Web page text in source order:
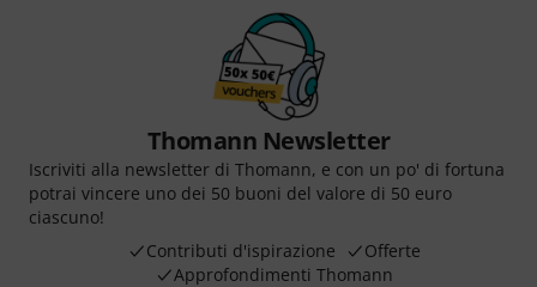
Thomann Newsletter
Iscriviti alla newsletter di Thomann, e con un po' di fortuna
potrai vincere uno dei 50 buoni del valore di 50 euro
ciascuno!
Contributi d'ispirazione
Offerte
Approfondimenti Thomann